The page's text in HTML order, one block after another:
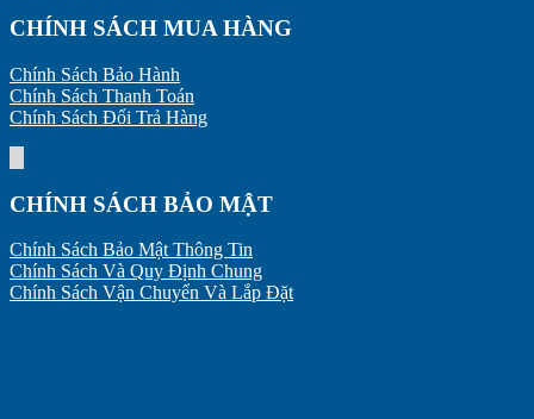
CHÍNH SÁCH MUA HÀNG
Chính Sách Bảo Hành
Chính Sách Thanh Toán
Chính Sách Đổi Trả Hàng
CHÍNH SÁCH BẢO MẬT
Chính Sách Bảo Mật Thông Tin
Chính Sách Và Quy Định Chung
Chính Sách Vận Chuyển Và Lắp Đặt